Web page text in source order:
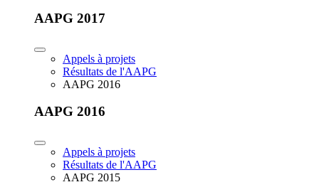
AAPG 2017
Appels à projets
Résultats de l'AAPG
AAPG 2016
AAPG 2016
Appels à projets
Résultats de l'AAPG
AAPG 2015